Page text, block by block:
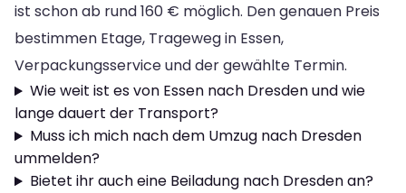
ist schon ab rund 160 € möglich. Den genauen Preis
bestimmen Etage, Trageweg in Essen,
Verpackungsservice und der gewählte Termin.
Wie weit ist es von Essen nach Dresden und wie
lange dauert der Transport?
Muss ich mich nach dem Umzug nach Dresden
ummelden?
Bietet ihr auch eine Beiladung nach Dresden an?